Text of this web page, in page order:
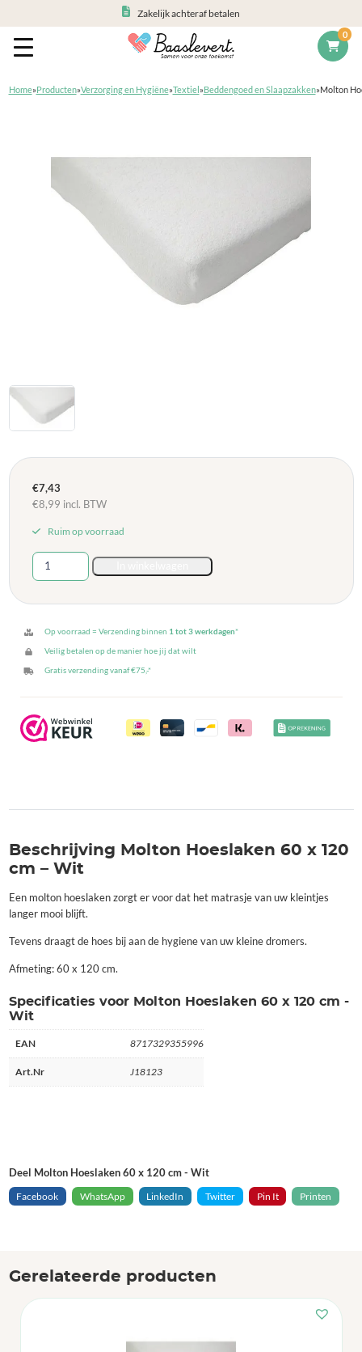
0
Zakelijk achteraf betalen
Home»Producten»Verzorging en Hygiëne»Textiel»Beddengoed en Slaapzakken»Molton
€7,43
€8,99 incl. BTW
Ruim op voorraad
Molton
Hoeslaken
x
cm
-
Wit
Op voorraad = Verzending binnen 1 tot 3 werkdagen*
Veilig betalen op de manier hoe jij dat wilt
Gratis verzending vanaf €75,-*
Beschrijving Molton Hoeslaken 60 x 120
cm – Wit
Een molton hoeslaken zorgt er voor dat het matrasje van uw kleintjes
langer mooi blijft.
Tevens draagt de hoes bij aan de hygiene van uw kleine dromers.
Afmeting: 60 x 120 cm.
Specificaties voor Molton Hoeslaken 60 x 120 cm -
Wit
EAN 8717329355996
Art.Nr J18123
Deel Molton Hoeslaken 60 x 120 cm - Wit
Facebook
WhatsApp LinkedIn Twitter Pin It Printen
Gerelateerde producten